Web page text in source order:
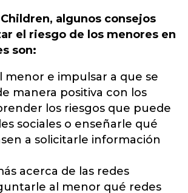
algunos consejos
el riesgo de los menores en
son:
menor e impulsar a que se
manera positiva con los
los riesgos que puede
sociales o enseñarle qué
a solicitarle información
acerca de las redes
al menor qué redes